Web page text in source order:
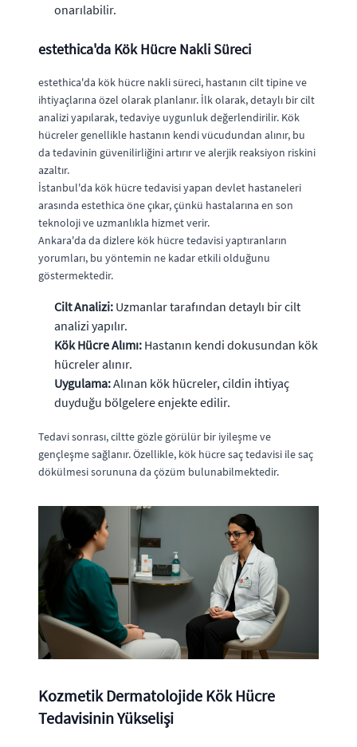
onarılabilir.
estethica'da Kök Hücre Nakli Süreci
estethica'da kök hücre nakli süreci, hastanın cilt tipine ve
ihtiyaçlarına özel olarak planlanır. İlk olarak, detaylı bir cilt
analizi yapılarak, tedaviye uygunluk değerlendirilir. Kök
hücreler genellikle hastanın kendi vücudundan alınır, bu
da tedavinin güvenilirliğini artırır ve alerjik reaksiyon riskini
azaltır.
İstanbul'da kök hücre tedavisi yapan devlet hastaneleri
arasında estethica öne çıkar, çünkü hastalarına en son
teknoloji ve uzmanlıkla hizmet verir.
Ankara'da da dizlere kök hücre tedavisi yaptıranların
yorumları, bu yöntemin ne kadar etkili olduğunu
göstermektedir.
Cilt Analizi: Uzmanlar tarafından detaylı bir cilt
analizi yapılır.
Kök Hücre Alımı: Hastanın kendi dokusundan kök
hücreler alınır.
Uygulama:Alınan kök hücreler, cildin ihtiyaç
duyduğu bölgelere enjekte edilir.
Tedavi sonrası, ciltte gözle görülür bir iyileşme ve
gençleşme sağlanır. Özellikle, kök hücre saç tedavisi ile saç
dökülmesi sorununa da çözüm bulunabilmektedir.
Kozmetik Dermatolojide Kök Hücre
Tedavisinin Yükselişi